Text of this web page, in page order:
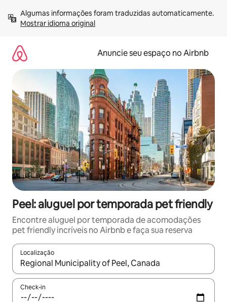
para
Mostrar idioma original
Anuncie seu espaço no Airbnb
Peel: aluguel por temporada pet friendly
Encontre aluguel por temporada de acomodações
pet friendly incríveis no Airbnb e faça sua reserva
Localização
Quando os resultados estiverem disponíveis, explore-os
Check-in